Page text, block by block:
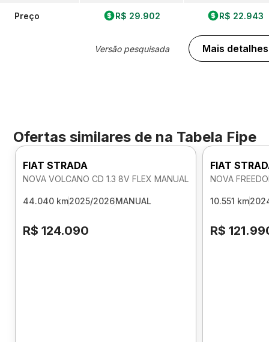
Preço R$ 29.902
Versão pesquisada
R$ 22.943
Mais detalhes
Ofertas similares de na Tabela Fipe
FIAT STRADA
NOVA VOLCANO CD 1.3 8V FLEX MANUAL
44.040 km2025/2026MANUAL
R$ 124.090
FIAT
NOVA
10.551 km
R$